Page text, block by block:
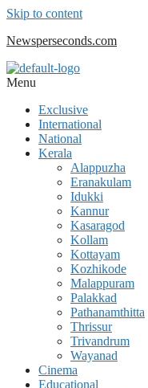
Skip to content
Newsperseconds.com
Menu
Exclusive
International
National
Kerala
Alappuzha
Eranakulam
Idukki
Kannur
Kasaragod
Kollam
Kottayam
Kozhikode
Malappuram
Palakkad
Pathanamthitta
Thrissur
Trivandrum
Wayanad
Cinema
Educational